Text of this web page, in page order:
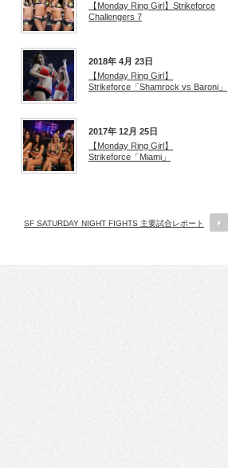
【Monday Ring Girl】Strikeforce
Challengers 7
2018年 4月 23日
【Monday Ring Girl】
Strikeforce「Shamrock vs Baroni」
2017年 12月 25日
【Monday Ring Girl】
Strikeforce「Miami」
SF SATURDAY NIGHT FIGHTS 主要試合レポート